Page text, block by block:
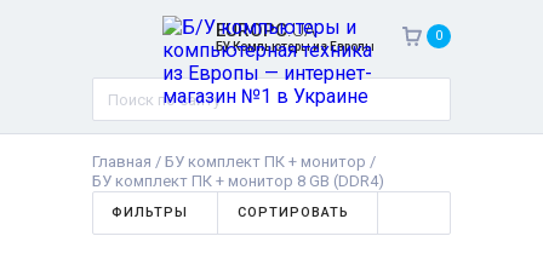
EUROPC.UA
БУ Компьютеры из Европы
0
Главная / БУ комплект ПК + монитор /
БУ комплект ПК + монитор 8 GB (DDR4)
ФИЛЬТРЫ СОРТИРОВАТЬ